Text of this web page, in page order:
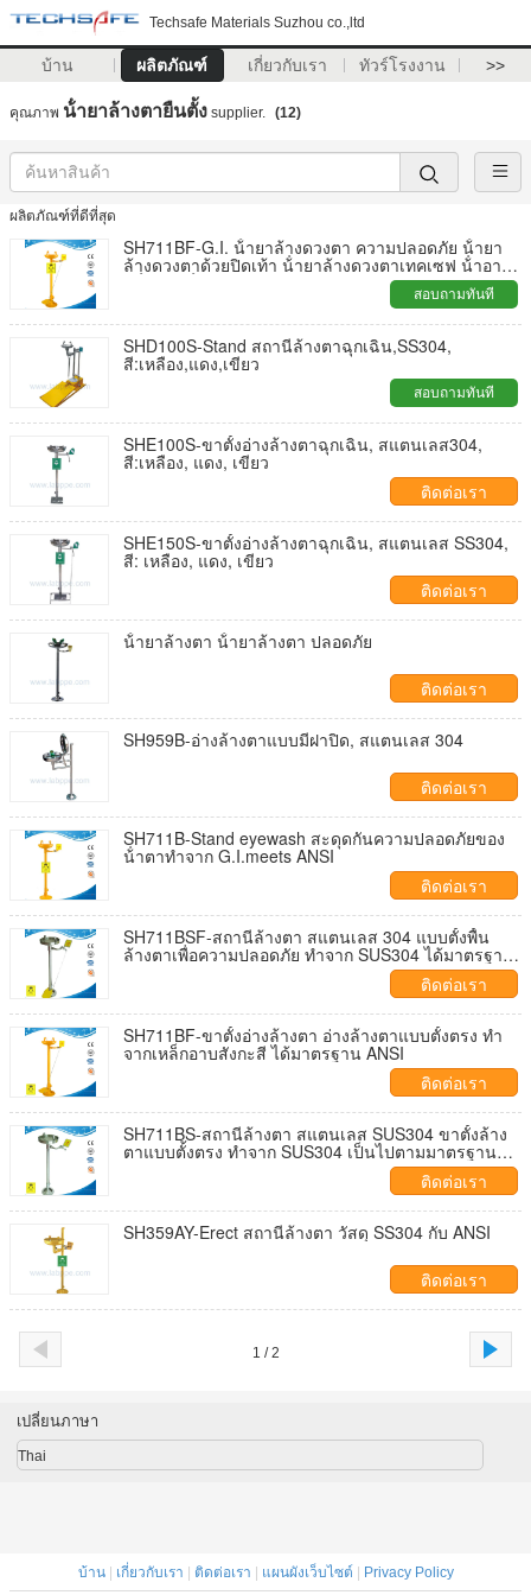
Techsafe Materials Suzhou co.,ltd
บ้าน ผลิตภัณฑ์ เกี่ยวกับเรา ทัวร์โรงงาน >>
คุณภาพ น้ํายาล้างตายืนตั้ง supplier. (12)
ผลิตภัณฑ์ที่ดีที่สุด
SH711BF-G.I. น้ํายาล้างดวงตา ความปลอดภัย น้ํายา
ล้างดวงตาด้วยปิดเท้า น้ํายาล้างดวงตาเทคเซฟ น้ําอา
สอบถามทันที
SHD100S-Stand สถานีล้างตาฉุกเฉิน,SS304,
สี:เหลือง,แดง,เขียว
สอบถามทันที
SHE100S-ขาตั้งอ่างล้างตาฉุกเฉิน, สแตนเลส304,
สี:เหลือง, แดง, เขียว
ติดต่อเรา
SHE150S-ขาตั้งอ่างล้างตาฉุกเฉิน, สแตนเลส SS304,
สี: เหลือง, แดง, เขียว
ติดต่อเรา
น้ํายาล้างตา น้ํายาล้างตา ปลอดภัย
ติดต่อเรา
SH959B-อ่างล้างตาแบบมีฝาปิด, สแตนเลส 304
ติดต่อเรา
SH711B-Stand eyewash สะดุดกันความปลอดภัยของ
น้ําตาทําจาก G.I.meets ANSI
ติดต่อเรา
SH711BSF-สถานีล้างตา สแตนเลส 304 แบบตั้งพื้น
ล้างตาเพื่อความปลอดภัย ทำจาก SUS304 ได้มาตรฐาน
ติดต่อเรา
SH711BF-ขาตั้งอ่างล้างตา อ่างล้างตาแบบตั้งตรง ทำ
จากเหล็กอาบสังกะสี ได้มาตรฐาน ANSI
ติดต่อเรา
SH711BS-สถานีล้างตา สแตนเลส SUS304 ขาตั้งล้าง
ตาแบบตั้งตรง ทำจาก SUS304 เป็นไปตามมาตรฐาน
ANSI Z358.1 วาล์วบอลพร้อมฝาครอบกันฝุ่น
ติดต่อเรา
SH359AY-Erect สถานีล้างตา วัสดุ SS304 กับ ANSI
ติดต่อเรา
1 / 2
เปลี่ยนภาษา
Thai
บ้าน| เกี่ยวกับเรา ติดต่อเรา แผนผังเว็บไซต์ Privacy Policy